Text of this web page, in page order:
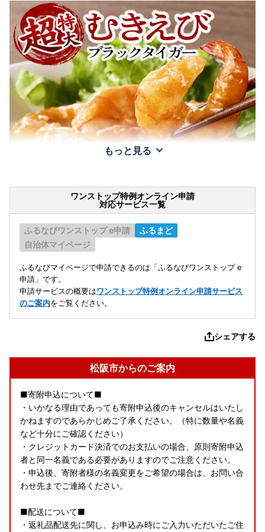
もっと見る
ワンストップ特例オンライン申請
対応サービス一覧
ふるなびワンストップ e申請
ふるまど
自治体マイページ
ふるなびマイページで申請できるのは「ふるなびワンストップ e
申請」です。
申請サービスの概要はワンストップ特例オンライン申請サービス
のご案内をご覧ください。
シェアする
松阪市からのご案内
■寄附申込について■
・いかなる理由であっても寄附申込後のキャンセルはいたし
かねますのであらかじめご了承ください。（特に数量や名義
など十分にご確認ください）
・クレジットカード決済でのお支払いの場合、原則寄附申込
者と同一名義である必要がありますのでご注意ください。
・申込後、寄附者様の名義変更をご希望の場合は、お問い合
わせ先までご連絡ください。
■配送について■
・返礼品配送先に関し、お申込み時にご入力いただいたご住